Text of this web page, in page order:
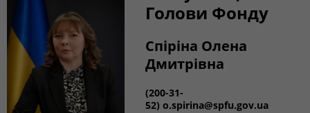
Голови Фонду
Спіріна Олена
Дмитрівна
(200-31-
52) o.spirina@spfu.gov.ua